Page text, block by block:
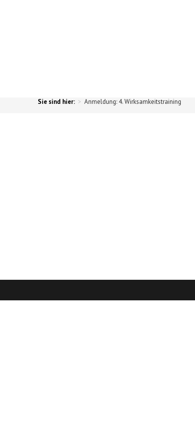
> Anmeldung: 4. Wirksamkeitstraining